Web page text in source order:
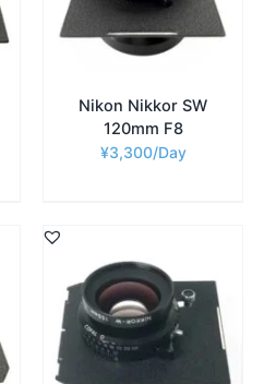
Nikon Nikkor SW
120mm F8
¥3,300